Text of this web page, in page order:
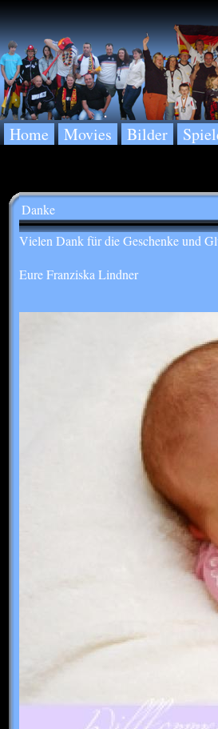
Home Movies Bilder
Danke
Vielen Dank für die Geschenke und
Eure Franziska Lindner